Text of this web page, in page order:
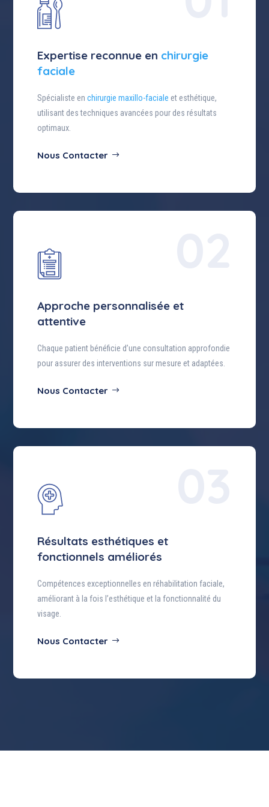
Expertise reconnue en chirurgie
faciale
Spécialiste enchirurgie maxillo-faciale et esthétique,
utilisant des techniques avancées pour des résultats
optimaux.
Nous Contacter
Approche personnalisée et
attentive
Chaque patient bénéficie d’une consultation approfondie
pour assurer des interventions sur mesure et adaptées.
Nous Contacter
Résultats esthétiques et
fonctionnels améliorés
Compétences exceptionnelles en réhabilitation faciale,
améliorant à la fois l’esthétique et la fonctionnalité du
visage.
Nous Contacter